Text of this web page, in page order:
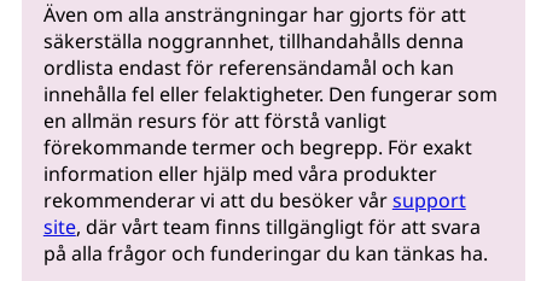
Även om alla ansträngningar har gjorts för att
säkerställa noggrannhet, tillhandahålls denna
ordlista endast för referensändamål och kan
innehålla fel eller felaktigheter. Den fungerar som
en allmän resurs för att förstå vanligt
förekommande termer och begrepp. För exakt
information eller hjälp med våra produkter
rekommenderar vi att du besöker vårsupport
site, där vårt team finns tillgängligt för att svara
på alla frågor och funderingar du kan tänkas ha.